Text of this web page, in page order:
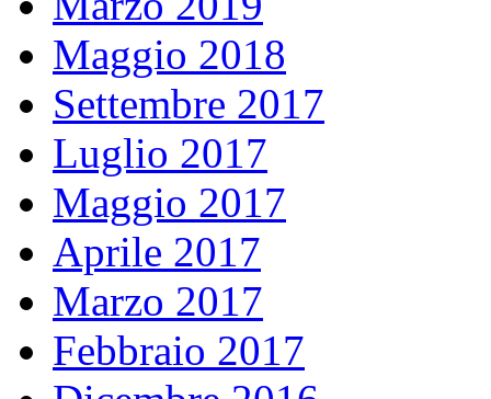
Maggio 2018
Settembre 2017
Luglio 2017
Maggio 2017
Aprile 2017
Marzo 2017
Febbraio 2017